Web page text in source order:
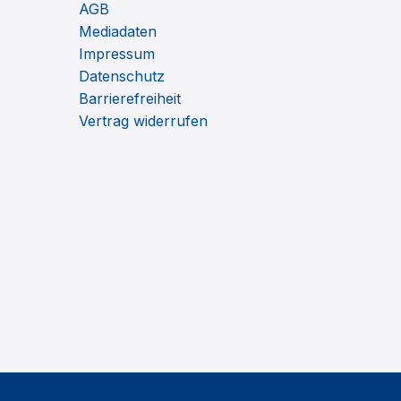
AGB
Mediadaten
Impressum
Datenschutz
Barrierefreiheit
Vertrag widerrufen